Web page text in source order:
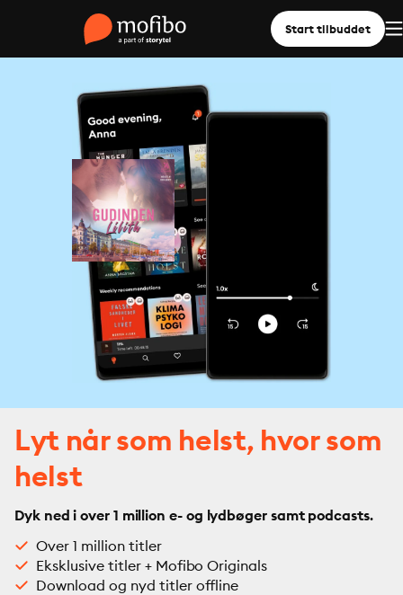
Start tilbuddet
Lyt når som helst, hvor som
helst
Dyk ned i over 1 million e- og lydbøger samt podcasts.
Over 1 million titler
Eksklusive titler + Mofibo Originals
Download og nyd titler offline